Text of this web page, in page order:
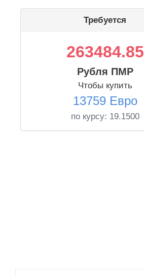
Требуется
263484.85
Рубля ПМР
Чтобы купить
13759 Евро
по курсу: 19.1500